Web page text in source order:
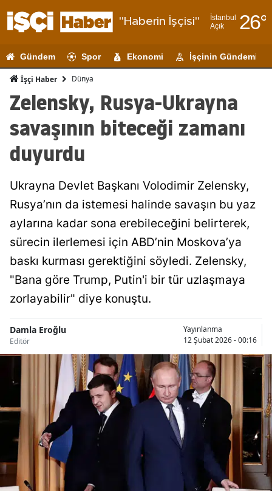
"Haberin İşçisi"
İstanbul
Açık
26°
Adıyaman
Ağrı
Amasya
Antalya
Artvin
Aydın
Balıkesir
Bilecik
Bitlis
Bursa
Çanakkale
Çankırı
Çorum
Gündem Spor Ekonomi İşçinin Gündemi
İşçi Haber Dünya
Zelensky, Rusya-Ukrayna
savaşının biteceği zamanı
duyurdu
Ukrayna Devlet Başkanı Volodimir Zelensky,
Rusya’nın da istemesi halinde savaşın bu yaz
aylarına kadar sona erebileceğini belirterek,
sürecin ilerlemesi için ABD’nin Moskova’ya
baskı kurması gerektiğini söyledi. Zelensky,
"Bana göre Trump, Putin'i bir tür uzlaşmaya
zorlayabilir" diye konuştu.
Damla Eroğlu
Editör
Yayınlanma
12 Şubat 2026 - 00:16